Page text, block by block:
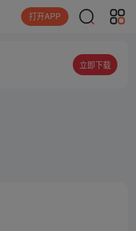
打开APP
立即下载